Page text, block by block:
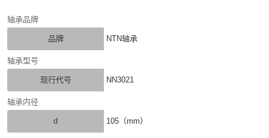
轴承品牌
品牌 NTN轴承
轴承型号
现行代号 NN3021
轴承内径
d 105（mm）